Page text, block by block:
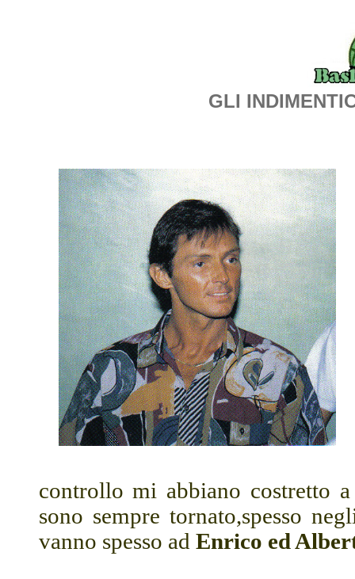
GLI
controllo mi abbiano costretto
sono sempre tornato,spesso
vanno spesso ad Enrico ed